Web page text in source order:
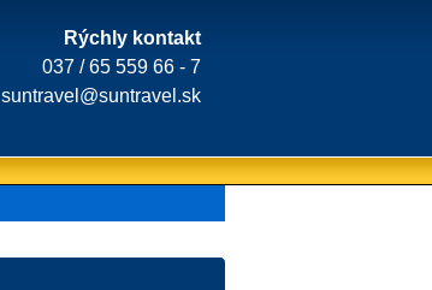
Rýchly kontakt
037 / 65 559 66 - 7
suntravel@suntravel.sk